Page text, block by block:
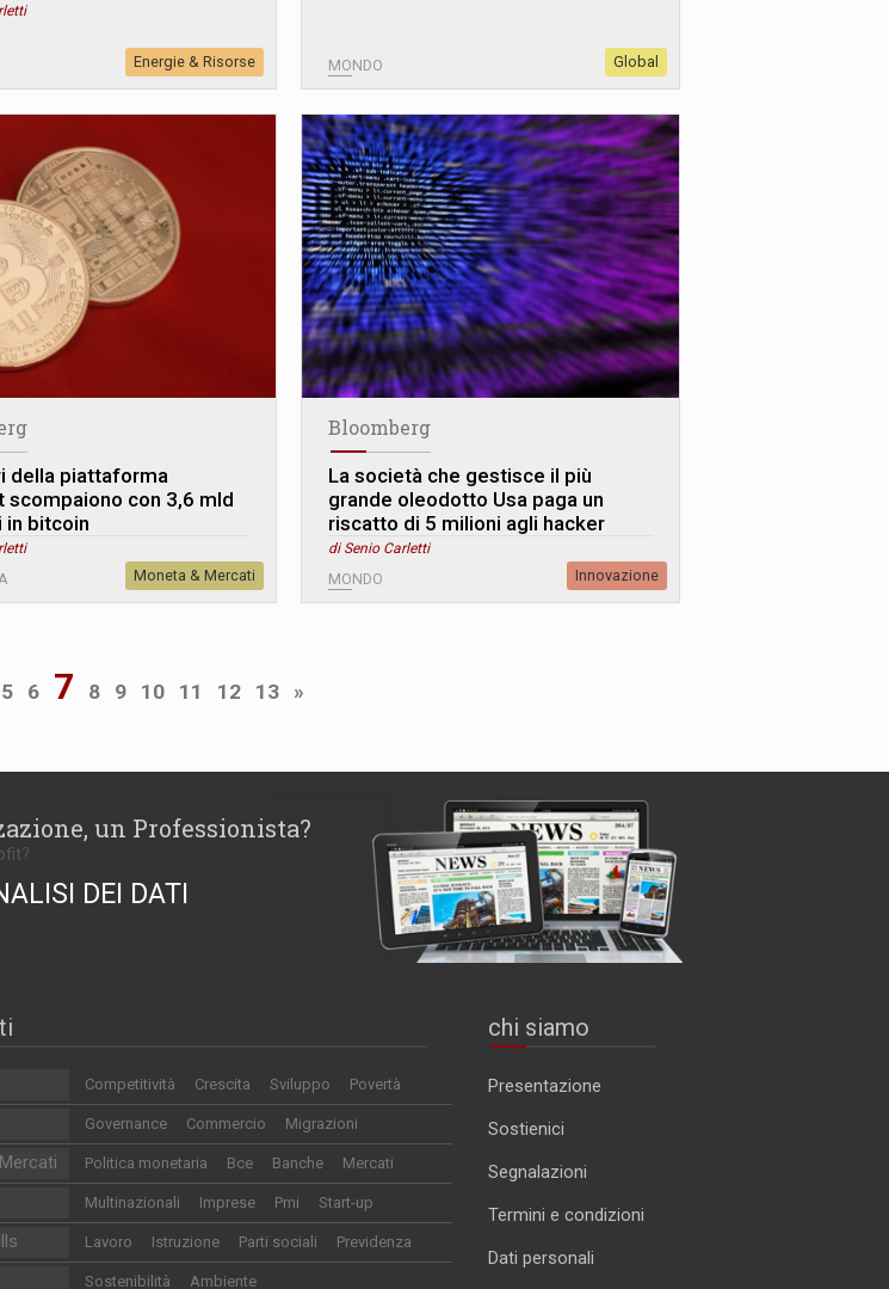
Energie & Risorse MONDO Global
della piattaforma
scompaiono con 3,6 mld
in bitcoin
Moneta & Mercati
Bloomberg
La società che gestisce il più
grande oleodotto Usa paga un
riscatto di 5 milioni agli hacker
di Senio Carletti
MONDO Innovazione
5 6 7 8 9 10 11 12 13 »
un Professionista?
DEI DATI
Competitività Crescita Sviluppo Povertà
Governance Commercio Migrazioni
Politica monetaria Bce Banche Mercati
Multinazionali Imprese Pmi Start-up
Lavoro Istruzione Parti sociali Previdenza
Sostenibilità Ambiente
chi siamo
Presentazione
Sostienici
Segnalazioni
Termini e condizioni
Dati personali